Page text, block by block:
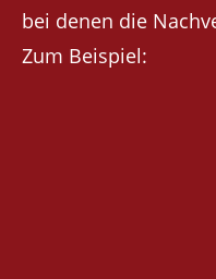
bei denen die
Zum Beispiel: